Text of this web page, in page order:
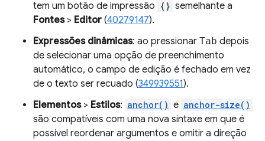
tem um botão de impressão {} semelhante a
Fontes> Editor (40279147).
Expressões dinâmicas: ao pressionar Tab depois
de selecionar uma opção de preenchimento
automático, o campo de edição é fechado em vez
de o texto ser recuado (349939551).
Elementos> Estilos: anchor() e anchor-size()
são compatíveis com uma nova sintaxe em que é
possível reordenar argumentos e omitir a direção